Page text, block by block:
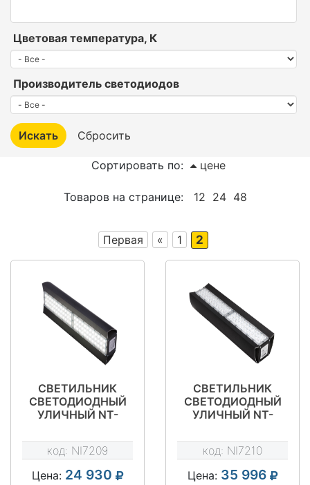
Цветовая температура, К
Производитель светодиодов
Сортировать по: цене
Товаров на странице: 12 24 48
Первая « 1 2
СВЕТИЛЬНИК
СВЕТОДИОДНЫЙ
УЛИЧНЫЙ NT-
OSRAM
код: NI7209
Цена: 24 930
СВЕТИЛЬНИК
СВЕТОДИОДНЫЙ
УЛИЧНЫЙ NT-
Д OSRAM
код: NI7210
Цена: 35 996